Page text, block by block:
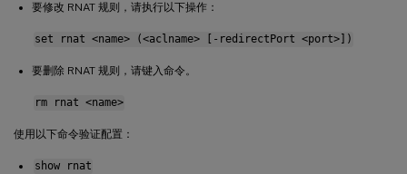
要修改 RNAT 规则，请执行以下操作：
set rnat <name> (<aclname> [-redirectPort <port>])
要删除 RNAT 规则，请键入命令。
rm rnat <name>
使用以下命令验证配置：
show rnat